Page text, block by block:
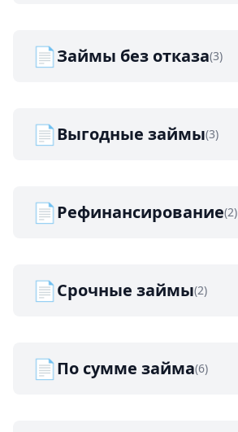
📄Займы без отказа(3)
📄Выгодные займы(3)
📄Рефинансирование(2)
📄Срочные займы(2)
📄По сумме займа(6)